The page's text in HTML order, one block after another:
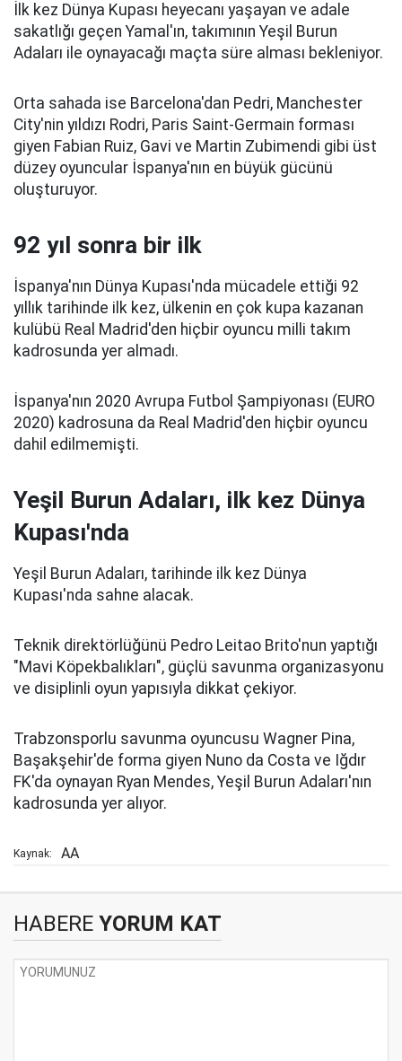
İlk kez Dünya Kupası heyecanı yaşayan ve adale
sakatlığı geçen Yamal'ın, takımının Yeşil Burun
Adaları ile oynayacağı maçta süre alması bekleniyor.
Orta sahada ise Barcelona'dan Pedri, Manchester
City'nin yıldızı Rodri, Paris Saint-Germain forması
giyen Fabian Ruiz, Gavi ve Martin Zubimendi gibi üst
düzey oyuncular İspanya'nın en büyük gücünü
oluşturuyor.
92 yıl sonra bir ilk
İspanya'nın Dünya Kupası'nda mücadele ettiği 92
yıllık tarihinde ilk kez, ülkenin en çok kupa kazanan
kulübü Real Madrid'den hiçbir oyuncu milli takım
kadrosunda yer almadı.
İspanya'nın 2020 Avrupa Futbol Şampiyonası (EURO
2020) kadrosuna da Real Madrid'den hiçbir oyuncu
dahil edilmemişti.
Yeşil Burun Adaları, ilk kez Dünya
Kupası'nda
Yeşil Burun Adaları, tarihinde ilk kez Dünya
Kupası'nda sahne alacak.
Teknik direktörlüğünü Pedro Leitao Brito'nun yaptığı
"Mavi Köpekbalıkları", güçlü savunma organizasyonu
ve disiplinli oyun yapısıyla dikkat çekiyor.
Trabzonsporlu savunma oyuncusu Wagner Pina,
Başakşehir'de forma giyen Nuno da Costa ve Iğdır
FK'da oynayan Ryan Mendes, Yeşil Burun Adaları'nın
kadrosunda yer alıyor.
Kaynak: AA
HABERE YORUM KAT